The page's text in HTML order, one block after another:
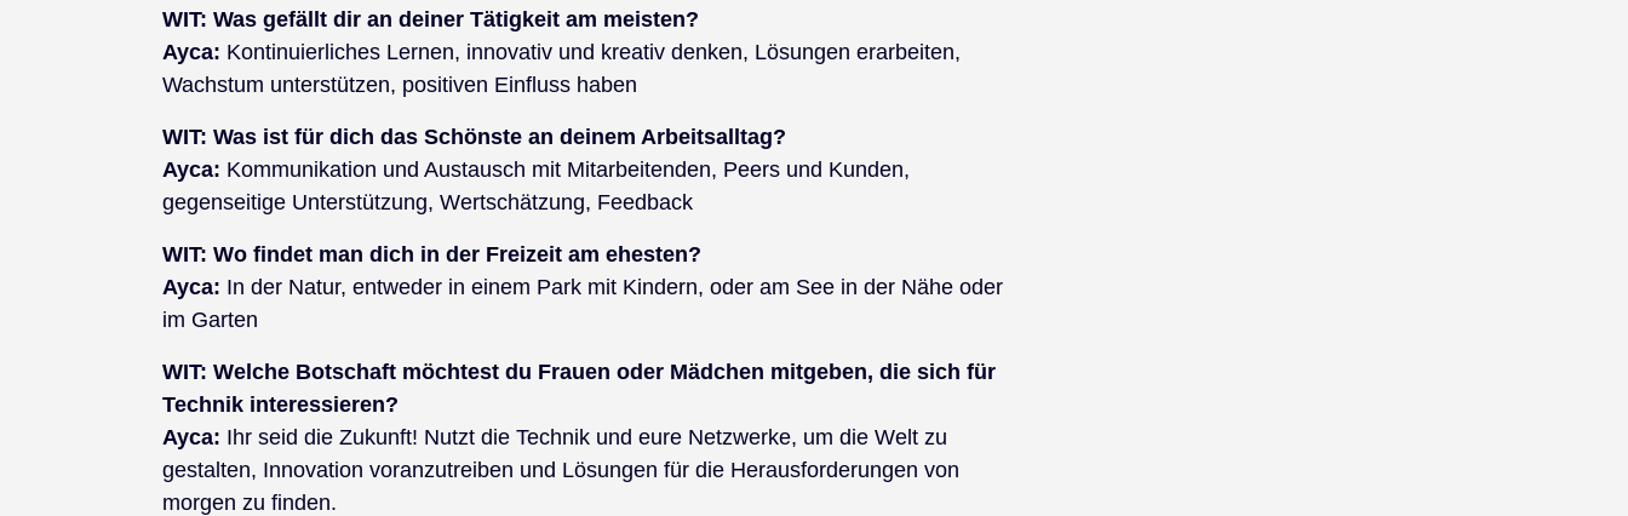
WIT: Was gefällt dir an deiner Tätigkeit am meisten?
Ayca: Kontinuierliches Lernen, innovativ und kreativ denken, Lösungen erarbeiten,
Wachstum unterstützen, positiven Einfluss haben
WIT: Was ist für dich das Schönste an deinem Arbeitsalltag?
Ayca: Kommunikation und Austausch mit Mitarbeitenden, Peers und Kunden,
gegenseitige Unterstützung, Wertschätzung, Feedback
WIT: Wo findet man dich in der Freizeit am ehesten?
Ayca: In der Natur, entweder in einem Park mit Kindern, oder am See in der Nähe oder
im Garten
WIT: Welche Botschaft möchtest du Frauen oder Mädchen mitgeben, die sich für
Technik interessieren?
Ayca: Ihr seid die Zukunft! Nutzt die Technik und eure Netzwerke, um die Welt zu
gestalten, Innovation voranzutreiben und Lösungen für die Herausforderungen von
morgen zu finden.